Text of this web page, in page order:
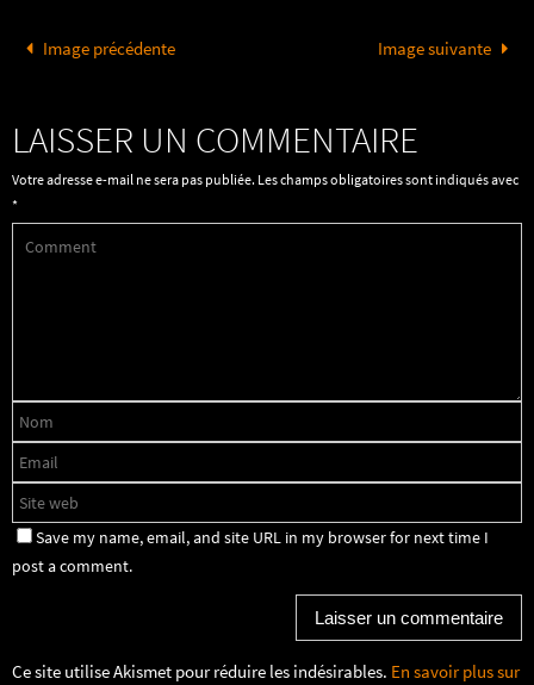
Image précédente Image suivante
LAISSER UN COMMENTAIRE
Votre adresse e-mail ne sera pas publiée. Les champs obligatoires sont indiqués avec
*
Save my name, email, and site URL in my browser for next time I
post a comment.
Ce site utilise Akismet pour réduire les indésirables. En savoir plus sur